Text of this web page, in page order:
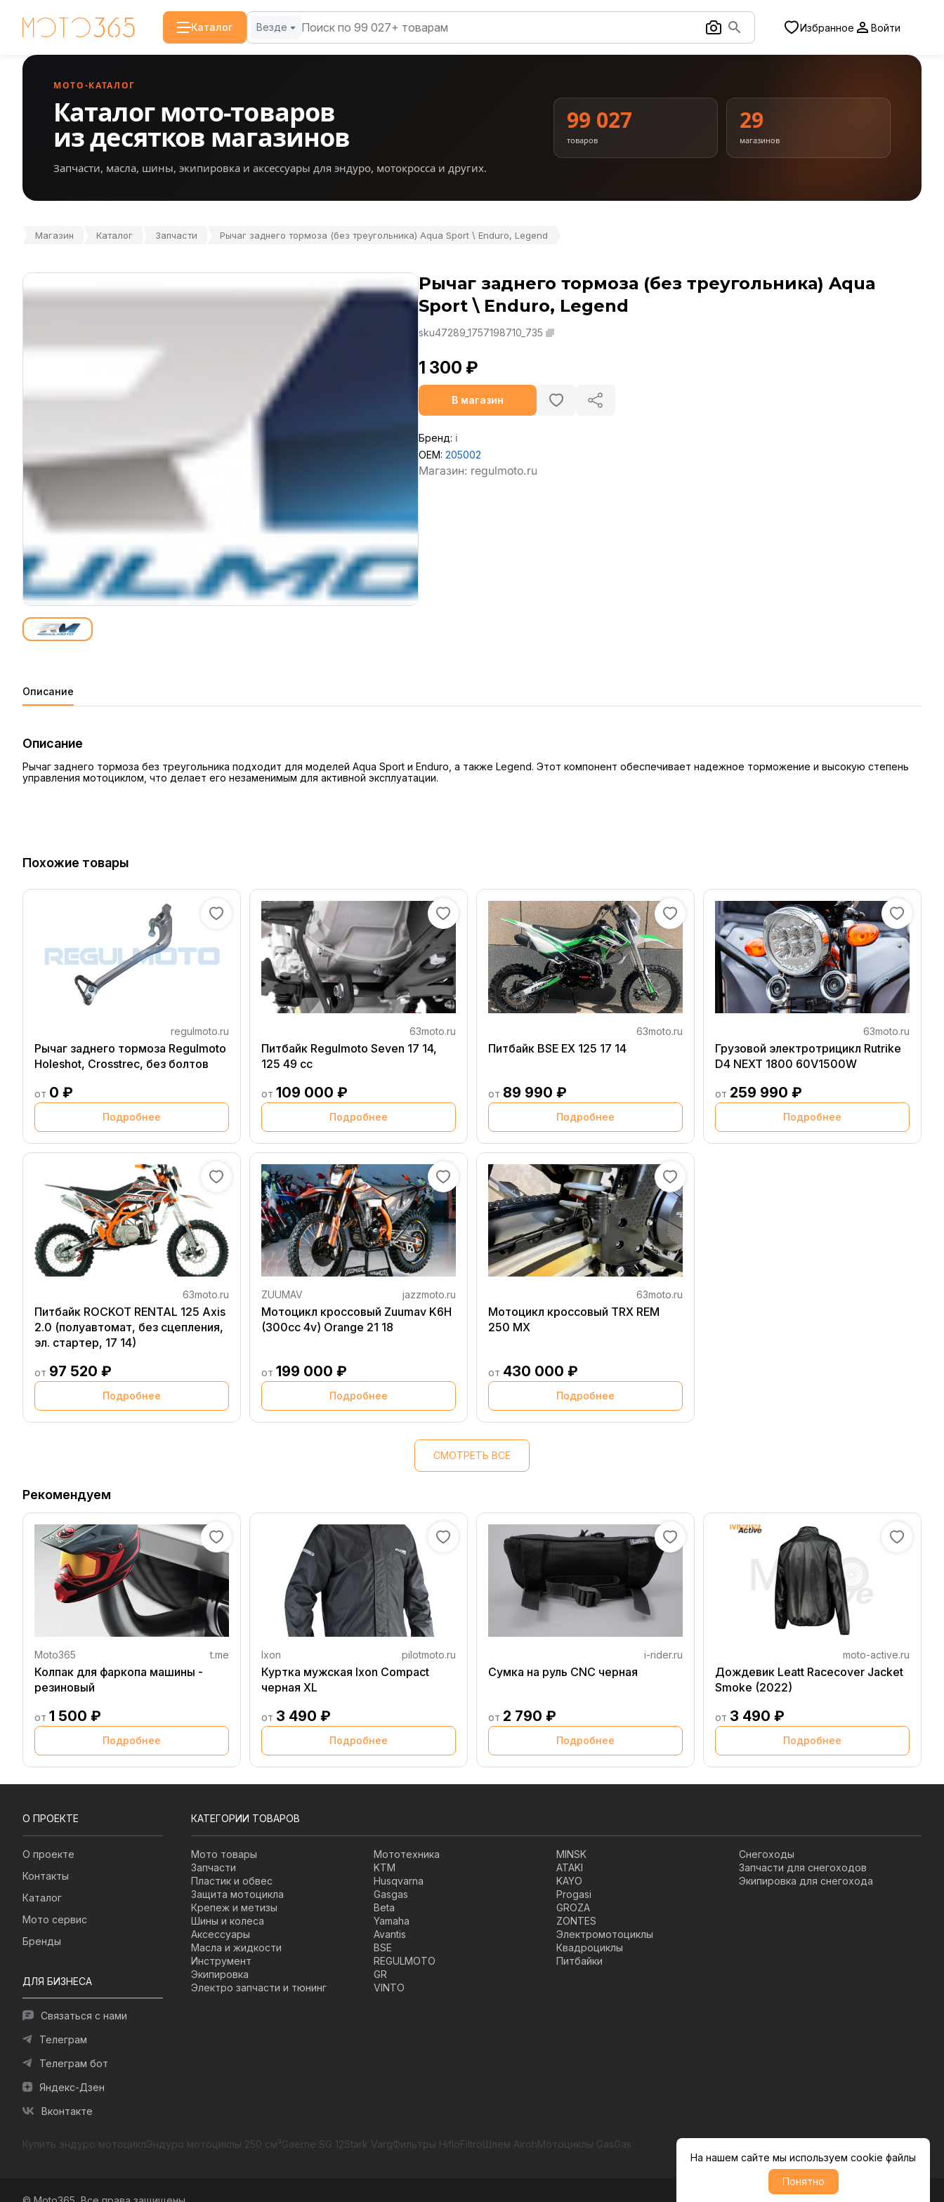
Каталог Везде Избранное Войти
МОТО-КАТАЛОГ
Каталог мото-товаров
из десятков магазинов
Запчасти, масла, шины, экипировка и аксессуары для эндуро, мотокросса и других.
99 027
товаров
29
магазинов
Магазин Каталог Запчасти Рычаг заднего тормоза (без треугольника) Aqua Sport \ Enduro, Legend
Рычаг заднего тормоза (без треугольника) Aqua
Sport \ Enduro, Legend
sku47289_1757198710_735
1 300 ₽
В магазин
Бренд: ℹ️
OEM: 205002
Описание
Описание
Рычаг заднего тормоза без треугольника подходит для моделей Aqua Sport и Enduro, а также Legend. Этот компонент обеспечивает надежное торможение и высокую степень
управления мотоциклом, что делает его незаменимым для активной эксплуатации.
Похожие товары
regulmoto.ru
Рычаг заднего тормоза Regulmoto
Holeshot, Crosstrec, без болтов
от 0 ₽
Подробнее
63moto.ru
Питбайк Regulmoto Seven 17 14,
125 49 cc
от 109 000 ₽
Подробнее
63moto.ru
Питбайк BSE EX 125 17 14
от 89 990 ₽
Подробнее
63moto.ru
Грузовой электротрицикл Rutrike
D4 NEXT 1800 60V1500W
от 259 990 ₽
Подробнее
63moto.ru
Питбайк ROCKOT RENTAL 125 Axis
2.0 (полуавтомат, без сцепления,
эл. стартер, 17 14)
от 97 520 ₽
Подробнее
ZUUMAV jazzmoto.ru
Мотоцикл кроссовый Zuumav K6H
(300cc 4v) Orange 21 18
от 199 000 ₽
Подробнее
63moto.ru
Мотоцикл кроссовый TRX REM
250 MX
от 430 000 ₽
Подробнее
СМОТРЕТЬ ВСЕ
Рекомендуем
Moto365 t.me
Колпак для фаркопа машины -
резиновый
от 1 500 ₽
Подробнее
Ixon pilotmoto.ru
Куртка мужская Ixon Compact
черная XL
от 3 490 ₽
Подробнее
i-rider.ru
Сумка на руль CNC черная
от 2 790 ₽
Подробнее
moto-active.ru
Дождевик Leatt Racecover Jacket
Smoke (2022)
от 3 490 ₽
Подробнее
О ПРОЕКТЕ
О проекте
Контакты
Каталог
Мото сервис
Бренды
ДЛЯ БИЗНЕСА
Связаться с нами
Телеграм
Телеграм бот
Яндекс-Дзен
Вконтакте
КАТЕГОРИИ ТОВАРОВ
Мото товары
Запчасти
Пластик и обвес
Защита мотоцикла
Крепеж и метизы
Шины и колеса
Аксессуары
Масла и жидкости
Инструмент
Экипировка
Электро запчасти и тюнинг
Мототехника
KTM
Husqvarna
Gasgas
Beta
Yamaha
Avantis
BSE
REGULMOTO
GR
VINTO
MINSK
ATAKI
KAYO
Progasi
GROZA
ZONTES
Электромотоциклы
Квадроциклы
Питбайки
Снегоходы
Запчасти для снегоходов
Экипировка для снегохода
Купить эндуро мотоциклЭндуро мотоциклы 250 см³Gaerne SG 12Stark VargФильтры HifloFiltroШлем AirohМотоциклы GasGas
На нашем сайте мы используем cookie файлы
Понятно